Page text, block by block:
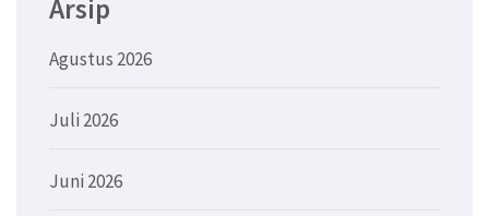
Arsip
Agustus 2026
Juli 2026
Juni 2026